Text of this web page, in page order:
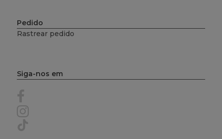
Pedido
Rastrear pedido
Siga-nos em